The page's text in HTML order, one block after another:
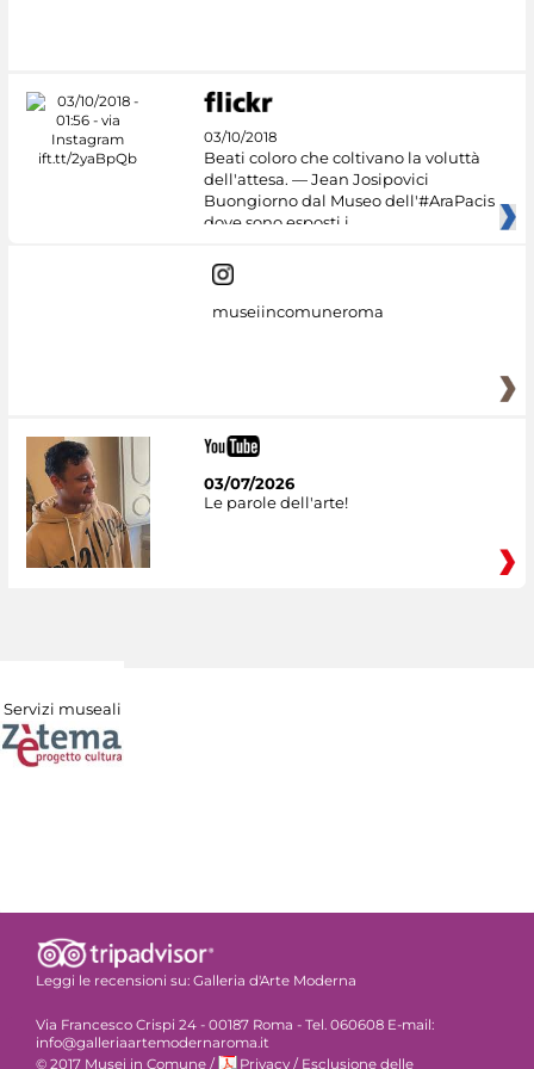
03/10/2018
Beati coloro che coltivano la voluttà
dell'attesa. — Jean Josipovici
Buongiorno dal Museo dell'#AraPacis
dove sono esposti i
museiincomuneroma
03/07/2026
Le parole dell'arte!
Servizi museali
Leggi le recensioni su: Galleria d'Arte Moderna
Via Francesco Crispi 24 - 00187 Roma - Tel. 060608 E-mail:
info@galleriaartemodernaroma.it
© 2017 Musei in Comune / Privacy / Esclusione delle